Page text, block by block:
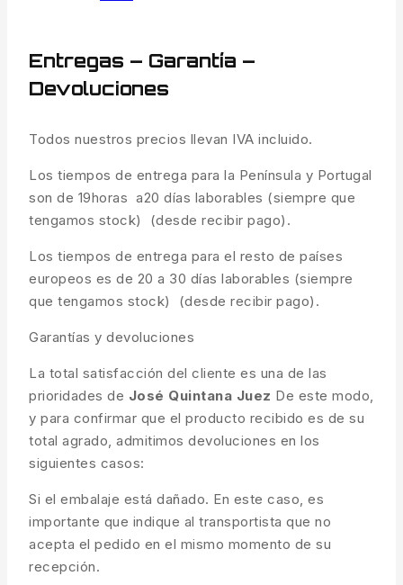
Entregas – Garantía –
Devoluciones
Todos nuestros precios llevan IVA incluido.
Los tiempos de entrega para la Península y Portugal
son de 19horas a20 días laborables (siempre que
tengamos stock) (desde recibir pago).
Los tiempos de entrega para el resto de países
europeos es de 20 a 30 días laborables (siempre
que tengamos stock) (desde recibir pago).
Garantías y devoluciones
La total satisfacción del cliente es una de las
prioridades de José Quintana Juez De este modo,
y para confirmar que el producto recibido es de su
total agrado, admitimos devoluciones en los
siguientes casos:
Si el embalaje está dañado. En este caso, es
importante que indique al transportista que no
acepta el pedido en el mismo momento de su
recepción.